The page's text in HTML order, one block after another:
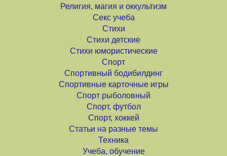
Религия, магия и оккультизм
Секс учеба
Стихи
Стихи детские
Стихи юмористические
Спорт
Спортивный бодибилдинг
Спортивные карточные игры
Спорт рыболовный
Спорт, футбол
Спорт, хоккей
Статьи на разные темы
Техника
Учеба, обучение